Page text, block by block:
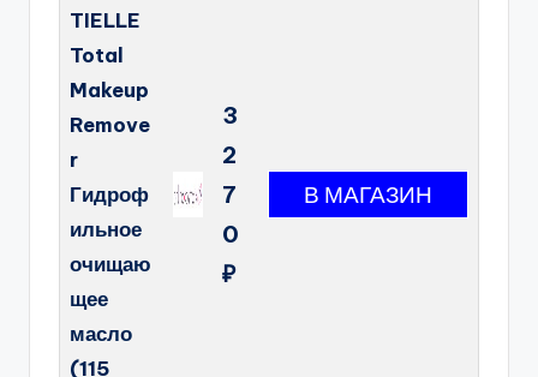
TIELLE
Total
Makeup
Remove
r
Гидроф
ильное
очищаю
щее
масло
(115
3
2
7
0
₽